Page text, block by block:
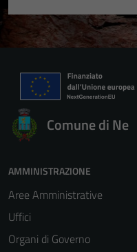
Comune di Ne
AMMINISTRAZIONE
Aree Amministrative
Uffici
Organi di Governo